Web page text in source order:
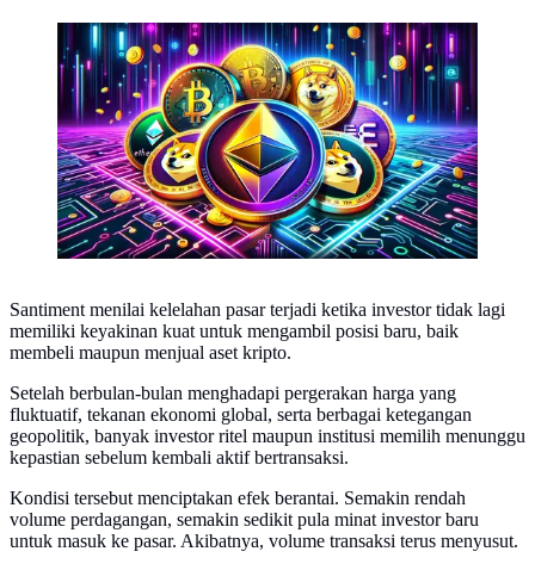
Ilustrasi kripto. (Foto by AI)
Santiment menilai kelelahan pasar terjadi ketika investor tidak lagi
memiliki keyakinan kuat untuk mengambil posisi baru, baik
membeli maupun menjual aset kripto.
Setelah berbulan-bulan menghadapi pergerakan harga yang
fluktuatif, tekanan ekonomi global, serta berbagai ketegangan
geopolitik, banyak investor ritel maupun institusi memilih menunggu
kepastian sebelum kembali aktif bertransaksi.
Kondisi tersebut menciptakan efek berantai. Semakin rendah
volume perdagangan, semakin sedikit pula minat investor baru
untuk masuk ke pasar. Akibatnya, volume transaksi terus menyusut.